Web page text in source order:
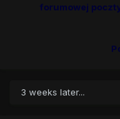
forumowej
3 weeks later...